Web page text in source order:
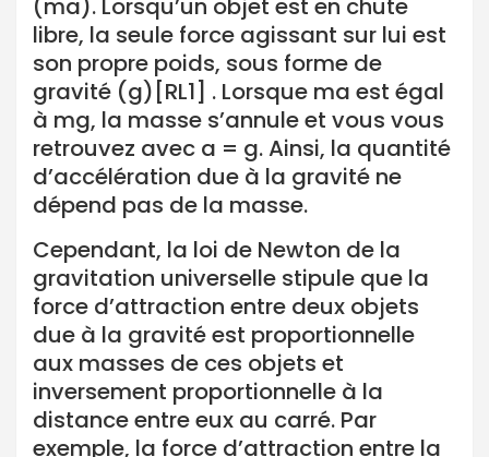
(ma). Lorsqu’un objet est en chute
libre, la seule force agissant sur lui est
son propre poids, sous forme de
gravité (g)[RL1] . Lorsque ma est égal
à mg, la masse s’annule et vous vous
retrouvez avec a = g. Ainsi, la quantité
d’accélération due à la gravité ne
dépend pas de la masse.
Cependant, la loi de Newton de la
gravitation universelle stipule que la
force d’attraction entre deux objets
due à la gravité est proportionnelle
aux masses de ces objets et
inversement proportionnelle à la
distance entre eux au carré. Par
exemple, la force d’attraction entre la